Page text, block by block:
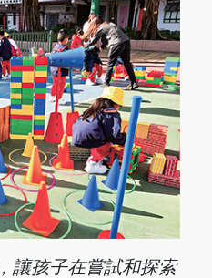
讓孩子在嘗試和探索